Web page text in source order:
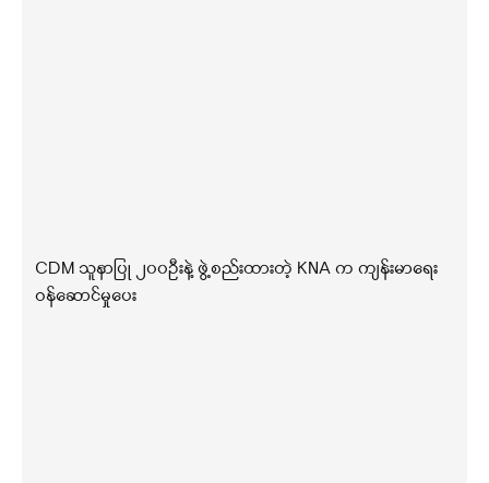
CDM သူနာပြု ၂၀၀ဦးနဲ့ ဖွဲ့စည်းထားတဲ့ KNA က ကျန်းမာရေး
ဝန်ဆောင်မှုပေး